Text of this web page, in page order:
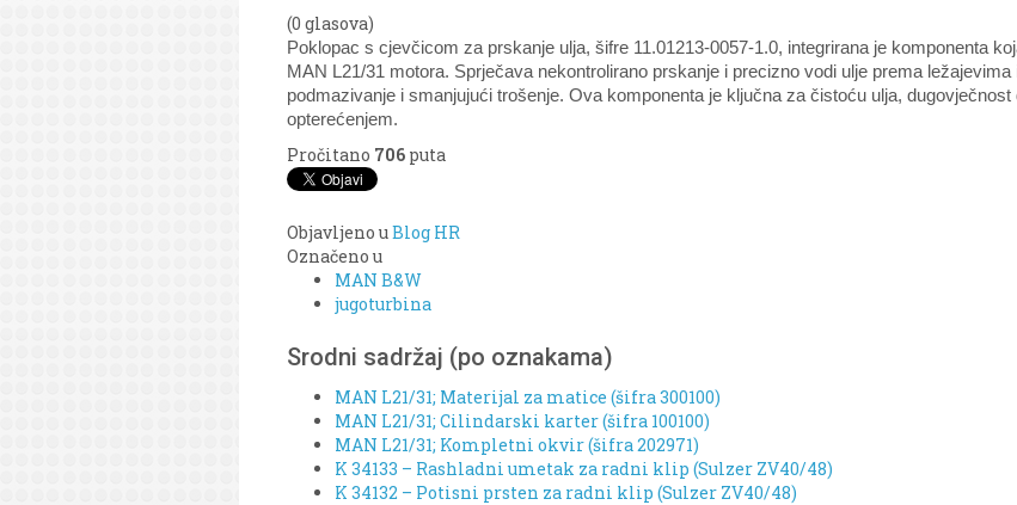
(0 glasova)
Poklopac s cjevčicom za prskanje ulja, šifre 11.01213-0057-1.0, integrirana je komponenta
MAN L21/31 motora. Sprječava nekontrolirano prskanje i precizno vodi ulje prema
podmazivanje i smanjujući trošenje. Ova komponenta je ključna za čistoću ulja, dugovječnost
opterećenjem.
Pročitano 706 puta
Objavljeno uBlog HR
Označeno u
MAN B&W
jugoturbina
Srodni sadržaj (po oznakama)
MAN L21/31; Materijal za matice (šifra 300100)
MAN L21/31; Cilindarski karter (šifra 100100)
MAN L21/31; Kompletni okvir (šifra 202971)
K 34133 – Rashladni umetak za radni klip (Sulzer ZV40/48)
K 34132 – Potisni prsten za radni klip (Sulzer ZV40/48)